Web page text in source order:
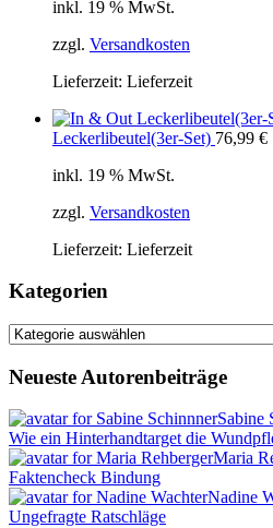
inkl. 19 % MwSt.
zzgl. Versandkosten
Lieferzeit: Lieferzeit
Leckerlibeutel(3er-Set) 76,99 €
inkl. 19 % MwSt.
zzgl. Versandkosten
Lieferzeit: Lieferzeit
Kategorien
Kategorien
Neueste Autorenbeiträge
Sabine
Wie ein Hinterhandtarget die
Maria
Faktencheck Bindung
Nadine
Ungefragte Ratschläge